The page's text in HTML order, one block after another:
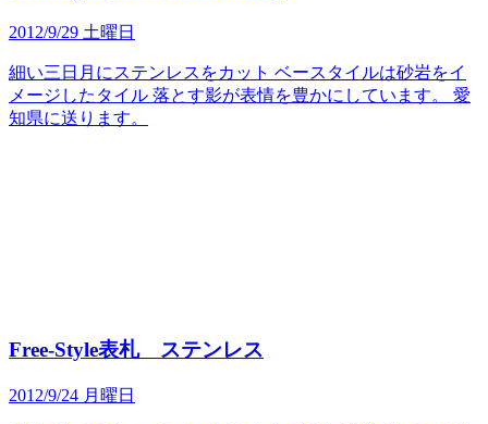
2012/9/29 土曜日
細い三日月にステンレスをカット ベースタイルは砂岩をイ
メージしたタイル 落とす影が表情を豊かにしています。 愛
知県に送ります。
Free-Style表札 ステンレス
2012/9/24 月曜日